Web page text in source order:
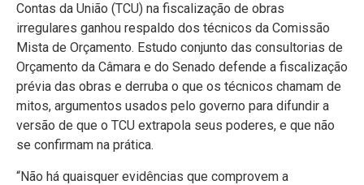
Contas da União (TCU) na fiscalização de obras
irregulares ganhou respaldo dos técnicos da Comissão
Mista de Orçamento. Estudo conjunto das consultorias de
Orçamento da Câmara e do Senado defende a fiscalização
prévia das obras e derruba o que os técnicos chamam de
mitos, argumentos usados pelo governo para difundir a
versão de que o TCU extrapola seus poderes, e que não
se confirmam na prática.
“Não há quaisquer evidências que comprovem a